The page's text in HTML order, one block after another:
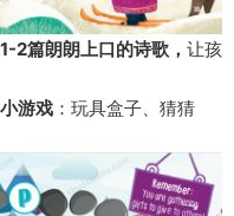
1-2篇朗朗上口的诗歌 ， 让孩
小游戏 ：玩具盒子、猜猜